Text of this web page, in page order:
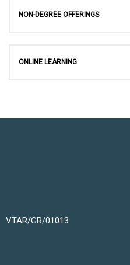
NON-DEGREE OFFERINGS
ONLINE LEARNING
VTAR/GR/01013